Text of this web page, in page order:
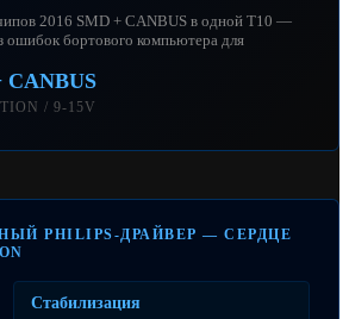
2016 SMD + CANBUS в одной T10 —
ошибок бортового компьютера для
CANBUS
/ 9-15V
PHILIPS-ДРАЙВЕР — СЕРДЦЕ
Стабилизация